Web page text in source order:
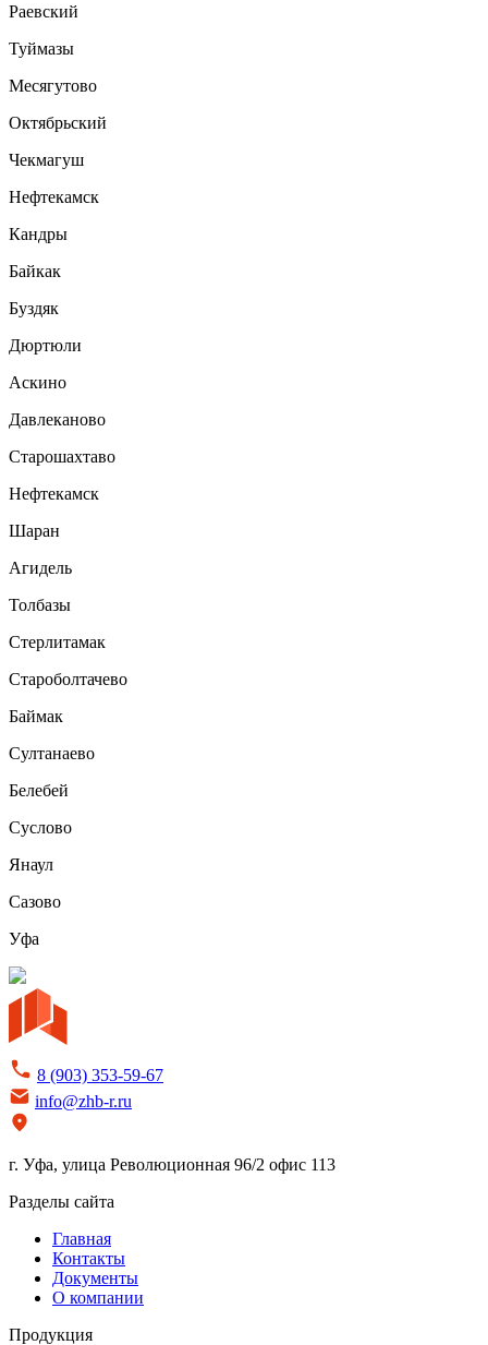
Раевский
Туймазы
Месягутово
Октябрьский
Чекмагуш
Нефтекамск
Кандры
Байкак
Буздяк
Дюртюли
Аскино
Давлеканово
Старошахтаво
Нефтекамск
Шаран
Агидель
Толбазы
Стерлитамак
Староболтачево
Баймак
Султанаево
Белебей
Суслово
Янаул
Сазово
Уфа
8 (903) 353-59-67
info@zhb-r.ru
г. Уфа, улица Революционная 96/2 офис 113
Разделы сайта
Главная
Контакты
Документы
О компании
Продукция